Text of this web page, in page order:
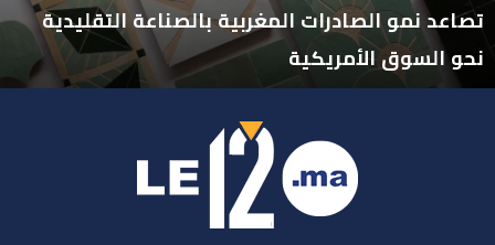
تصاعد نمو الصادرات المغربية بالصناعة التقليدية
نحو السوق الأمريكية